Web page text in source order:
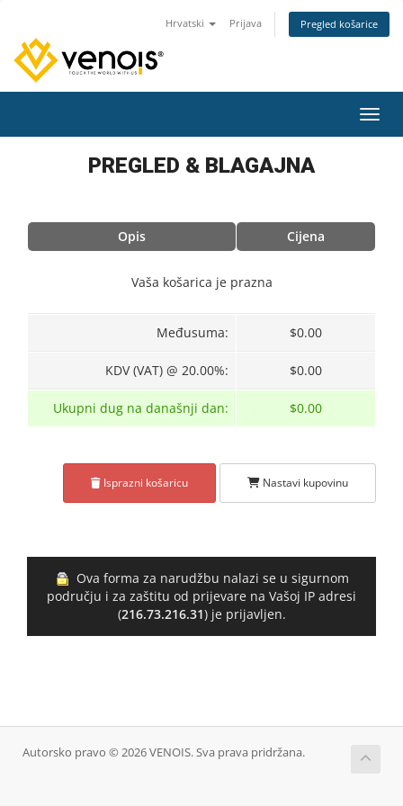
Hrvatski Prijava Pregled košarice
PREGLED & BLAGAJNA
Opis Cijena
Vaša košarica je prazna
Međusuma: $0.00
KDV (VAT) @ 20.00%: $0.00
Ukupni dug na današnji dan: $0.00
Isprazni košaricu Nastavi kupovinu
Ova forma za narudžbu nalazi se u sigurnom
području i za zaštitu od prijevare na Vašoj IP adresi
(216.73.216.31) je prijavljen.
Autorsko pravo © 2026 VENOIS. Sva prava pridržana.